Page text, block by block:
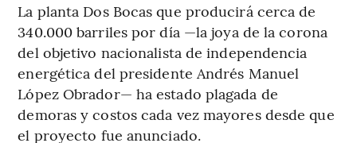
La planta Dos Bocas que producirá cerca de
340.000 barriles por día —la joya de la corona
del objetivo nacionalista de independencia
energética del presidente Andrés Manuel
López Obrador— ha estado plagada de
demoras y costos cada vez mayores desde que
el proyecto fue anunciado.